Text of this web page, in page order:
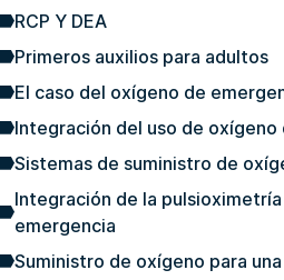
RCP Y DEA
Primeros auxilios para adultos
El caso del oxígeno de
Integración del uso de oxígeno
Sistemas de suministro de
Integración de la
emergencia
Suministro de oxígeno para